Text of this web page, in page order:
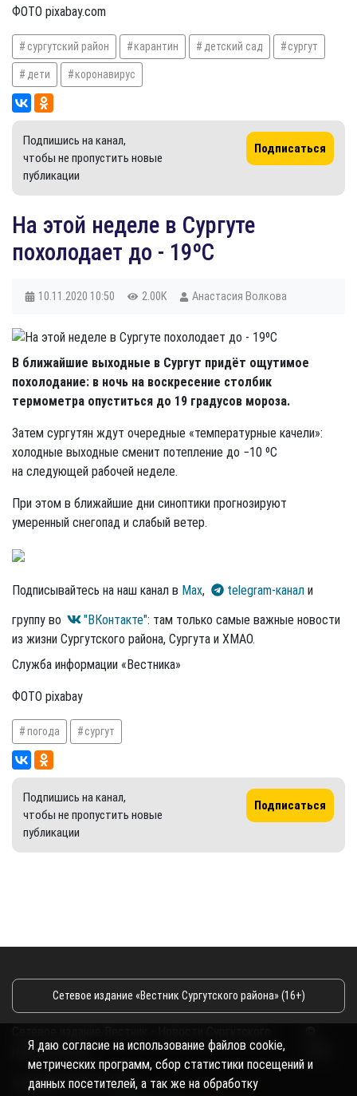
ФОТО pixabay.com
сургутский район карантин детский сад сургут
дети коронавирус
Подпишись на канал,
чтобы не пропустить новые
публикации
Подписаться
На этой неделе в Сургуте
похолодает до - 19ºС
10.11.2020 10:50 2.00K Анастасия Волкова
В ближайшие выходные в Сургут придёт ощутимое
похолодание: в ночь на воскресение столбик
термометра опуститься до 19 градусов мороза.
Затем сургутян ждут очередные «температурные качели»:
холодные выходные сменит потепление до −10 ºС
на следующей рабочей неделе.
При этом в ближайшие дни синоптики прогнозируют
умеренный снегопад и слабый ветер.
Подписывайтесь на наш канал в Max, telegram-канал и
группу во
"ВКонтакте": там только самые важные новости
из жизни Сургутского района, Сургута и ХМАО.
Служба информации «Вестника»
ФОТО pixabay
погода сургут
Подпишись на канал,
чтобы не пропустить новые
публикации
Подписаться
Сетевое издание «Вестник Сургутского района» (16+)
района и Югры
Copyright © 2018- 2026
Я даю согласие на использование файлов cookie,
метрических программ, сбор статистики посещений и
данных посетителей, а так же на обработку